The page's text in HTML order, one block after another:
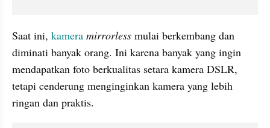
Saat ini, kamera mirrorless mulai berkembang dan
diminati banyak orang. Ini karena banyak yang ingin
mendapatkan foto berkualitas setara kamera DSLR,
tetapi cenderung menginginkan kamera yang lebih
ringan dan praktis.